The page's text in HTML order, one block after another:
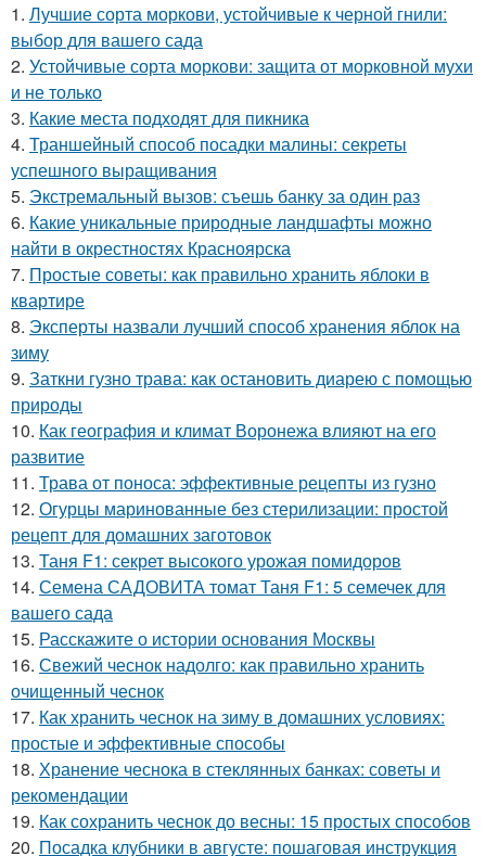
1. Лучшие сорта моркови, устойчивые к черной гнили:
выбор для вашего сада
2. Устойчивые сорта моркови: защита от морковной мухи
и не только
3. Какие места подходят для пикника
4. Траншейный способ посадки малины: секреты
успешного выращивания
5. Экстремальный вызов: съешь банку за один раз
6. Какие уникальные природные ландшафты можно
найти в окрестностях Красноярска
7. Простые советы: как правильно хранить яблоки в
квартире
8. Эксперты назвали лучший способ хранения яблок на
зиму
9. Заткни гузно трава: как остановить диарею с помощью
природы
10. Как география и климат Воронежа влияют на его
развитие
11. Трава от поноса: эффективные рецепты из гузно
12. Огурцы маринованные без стерилизации: простой
рецепт для домашних заготовок
13. Таня F1: секрет высокого урожая помидоров
14. Семена САДОВИТА томат Таня F1: 5 семечек для
вашего сада
15. Расскажите о истории основания Москвы
16. Свежий чеснок надолго: как правильно хранить
очищенный чеснок
17. Как хранить чеснок на зиму в домашних условиях:
простые и эффективные способы
18. Хранение чеснока в стеклянных банках: советы и
рекомендации
19. Как сохранить чеснок до весны: 15 простых способов
20. Посадка клубники в августе: пошаговая инструкция